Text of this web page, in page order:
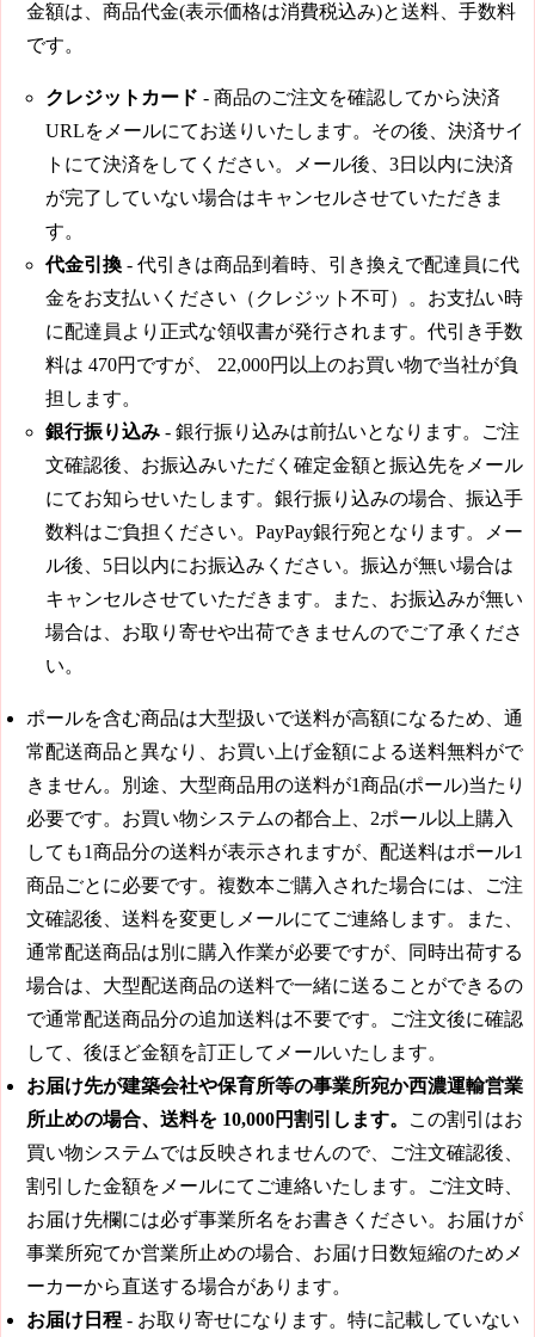
金額は、商品代金(表示価格は消費税込み)と送料、手数料
です。
クレジットカード - 商品のご注文を確認してから決済
URLをメールにてお送りいたします。その後、決済サイ
トにて決済をしてください。メール後、3日以内に決済
が完了していない場合はキャンセルさせていただきま
す。
代金引換 - 代引きは商品到着時、引き換えで配達員に代
金をお支払いください（クレジット不可）。お支払い時
に配達員より正式な領収書が発行されます。代引き手数
料は 470円 ですが、 22,000円 以上のお買い物で当社が負
担します。
銀行振り込み - 銀行振り込みは前払いとなります。ご注
文確認後、お振込みいただく確定金額と振込先をメール
にてお知らせいたします。銀行振り込みの場合、振込手
数料はご負担ください。PayPay銀行宛となります。メー
ル後、5日以内にお振込みください。振込が無い場合は
キャンセルさせていただきます。また、お振込みが無い
場合は、お取り寄せや出荷できませんのでご了承くださ
い。
ポールを含む商品は大型扱いで送料が高額になるため、通
常配送商品と異なり、お買い上げ金額による送料無料がで
きません。別途、大型商品用の送料が1商品(ポール)当たり
必要です。お買い物システムの都合上、2ポール以上購入
しても1商品分の送料が表示されますが、配送料はポール1
商品ごとに必要です。複数本ご購入された場合には、ご注
文確認後、送料を変更しメールにてご連絡します。また、
通常配送商品は別に購入作業が必要ですが、同時出荷する
場合は、大型配送商品の送料で一緒に送ることができるの
で通常配送商品分の追加送料は不要です。ご注文後に確認
して、後ほど金額を訂正してメールいたします。
お届け先が建築会社や保育所等の事業所宛か西濃運輸営業
所止めの場合、送料を 10,000円割引します。
この割引はお
買い物システムでは反映されませんので、ご注文確認後、
割引した金額をメールにてご連絡いたします。ご注文時、
お届け先欄には必ず事業所名をお書きください。お届けが
事業所宛てか営業所止めの場合、お届け日数短縮のためメ
ーカーから直送する場合があります。
お届け日程 - お取り寄せになります。特に記載していない